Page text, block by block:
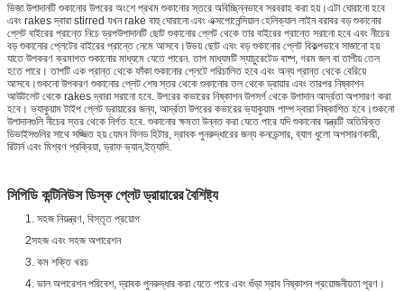
ভিজা উপাদানটি শুকানোর উপরের অংশে প্রথম শুকানোর স্তরে অবিচ্ছিন্নভাবে সরবরাহ করা হয়।এটা ঘোরানো হবে
এবং rakes দ্বারা stirred যখন rake বাহু ঘোরানো এবং এক্সপোনেন্সিয়াল হেলিক্যাল লাইন বরাবর বড় শুকানোর
প্লেট বাইরের প্রান্তে নিচে ড্রপউপাদানটি ছোট শুকানোর প্লেট থেকে তার বাইরের প্রান্তে সরানো হবে এবং নীচের
বড় শুকানোর প্লেটের বাইরের প্রান্তে নেমে আসবে।উভয় ছোট এবং বড় শুকানোর প্লেট বিকল্পভাবে সাজানো হয়
যাতে উপকরণ ক্রমাগত শুকানোর মাধ্যমে যেতে পারেন. তাপ মাধ্যমটি স্যাচুরেটেড বাষ্প, গরম জল বা তাপীয় তেল
হতে পারে। তাপটি এক প্রান্ত থেকে ফাঁকা শুকানোর প্লেটে পরিচালিত হবে এবং অন্য প্রান্ত থেকে বেরিয়ে
আসবে।শুকনো উপকরণ শুকানোর প্লেট শেষ স্তর থেকে শুকানোর তল থেকে ড্রায়ার এবং তারপর নিষ্কাশন
আউটলেট থেকে rakes দ্বারা সরানো হবে. উপরের কভারের নিষ্কাশন উপসর্গ থেকে উপাদান আর্দ্রতা অপসারণ করা
হবে। ভ্যাকুয়াম টাইপ প্লেট ড্রায়ারের জন্য, আর্দ্রতা উপরের কভারের ভ্যাকুয়াম পাম্প দ্বারা নিষ্কাশিত হবে।শুকনো
উপাদানগুলি নীচের স্তর থেকে নির্গত হবে. শুকানোর ক্ষমতা উন্নত করা যেতে পারে যদি শুকানোর যন্ত্রটি অতিরিক্ত
ডিভাইসগুলির সাথে সজ্জিত হয় যেমন ফিনড হিটার, দ্রাবক পুনরুদ্ধারের জন্য কনডেন্সার, ব্যাগ ধুলো অপসারণকারী,
রিটার্ন এবং মিশ্রণ প্রক্রিয়া, ড্রাফ ভ্যান,ইত্যাদি.
সিপিডি কন্টিনিউস ডিস্ক প্লেট ড্রায়ারের বৈশিষ্ট্য
1. সহজ নিয়ন্ত্রণ, বিস্তৃত প্রয়োগ
2সহজ এবং সহজ অপারেশন
3. কম শক্তি খরচ
4. ভাল অপারেশন পরিবেশ, দ্রাবক পুনরুদ্ধার করা যেতে পারে এবং গুঁড়া স্রাব নিষ্কাশন প্রয়োজনীয়তা পূরণ।